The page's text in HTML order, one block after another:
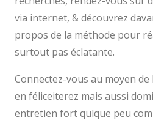
via internet, & découvrez
propos de la méthode pour
surtout pas éclatante.
Connectez-vous au moyen
en féliceiterez mais aussi
entretien fort qulque peu